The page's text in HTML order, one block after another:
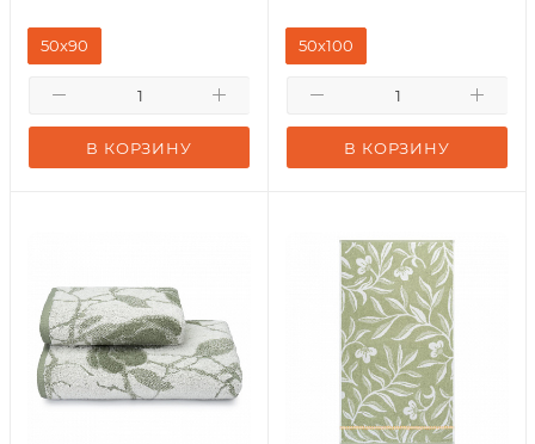
В КОРЗИНУ
50x90
В КОРЗИНУ
50х100